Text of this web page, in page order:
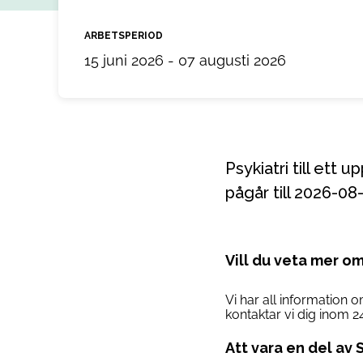
ARBETSPERIOD
15 juni 2026 - 07 augusti 2026
Psykiatri till ett uppdrag i Luleå, Norrbotten. Uppdraget startar 2026-06-15 och
pågår till 2026-
Vill du veta mer
Vi har all information
kontaktar vi dig inom
Att vara en del av